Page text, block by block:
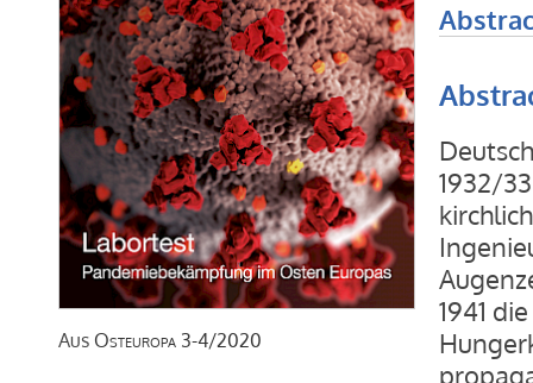
Aus Osteuropa 3-4/2020
1932/
1941